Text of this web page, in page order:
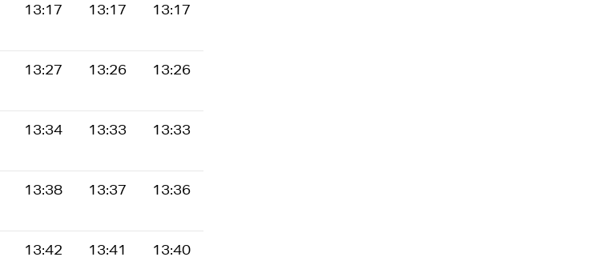
13:17 13:17 13:17
13:27 13:26 13:26
13:34 13:33 13:33
13:38 13:37 13:36
13:42 13:41 13:40